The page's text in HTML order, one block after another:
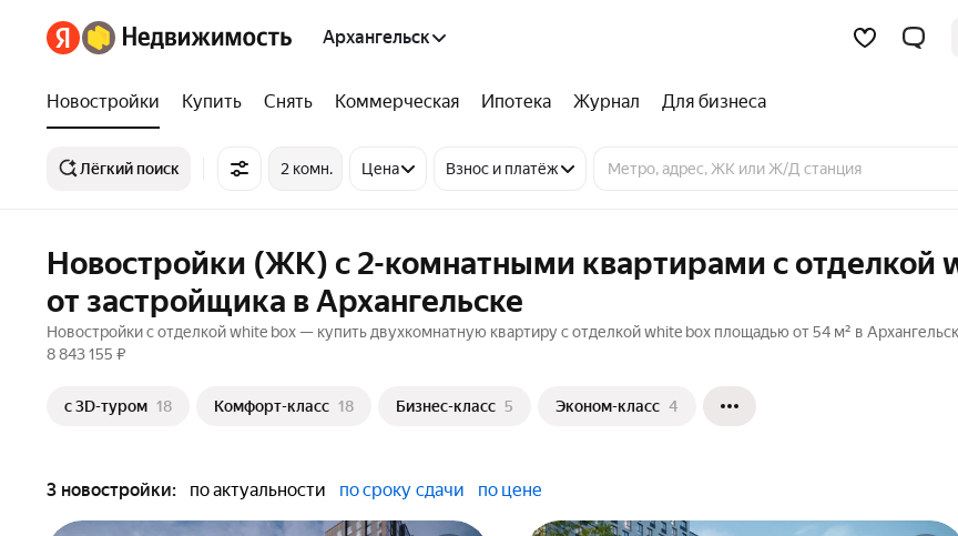
Архангельск
Новостройки Купить Снять Коммерческая Ипотека Журнал Для бизнеса
Лёгкий поиск 2 комн. Цена Взнос и платёж
Новостройки (ЖК) с 2-комнатными квартирами с отделкой
от застройщика в Архангельске
Новостройки с отделкой white box — купить двухкомнатную квартиру с отделкой white box площадью от 54 м² в
8 843 155 ₽
c 3D-туром 18 Комфорт-класс 18 Бизнес-класс 5 Эконом-класс 4
3 новостройки: по актуальности по сроку сдачи по цене